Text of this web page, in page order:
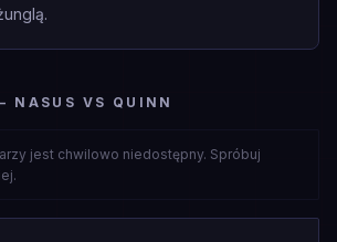
NASUS VS QUINN
jest chwilowo niedostępny. Spróbuj